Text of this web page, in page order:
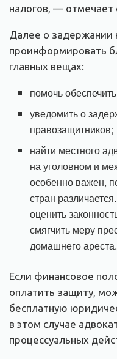
налогов, — отмечает
Далее о задержании
проинформировать
главных вещах:
помочь
уведомить о
правозащитников;
найти местного
на уголовном и
особенно важен,
стран
оценить
смягчить меру
домашнего ареста.
Если финансовое
оплатить защиту,
бесплатную
в этом случае
процессуальных